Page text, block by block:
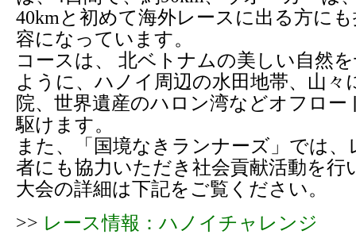
40kmと初めて海外レースに出る方に
容になっています。
コースは、 北ベトナムの美しい自然
ように、ハノイ周辺の水田地帯、山々
院、世界遺産のハロン湾などオフロー
駆けます。
また、「国境なきランナーズ」では、
者にも協力いただき社会貢献活動を行
大会の詳細は下記をご覧ください。
>> レース情報：ハノイチャレンジ